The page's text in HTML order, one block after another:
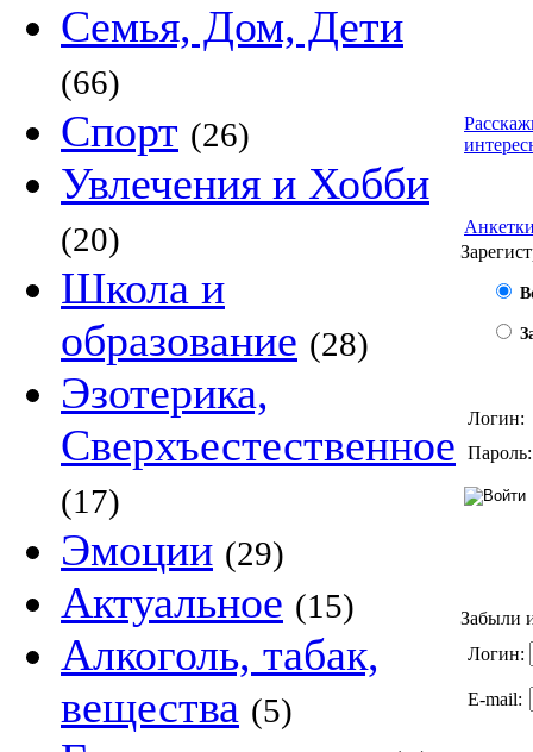
Семья, Дом, Дети
(66)
Спорт (26)
Увлечения и Хобби
(20)
Школа и
образование (28)
Эзотерика,
Сверхъестественное
(17)
Эмоции (29)
Актуальное (15)
Алкоголь, табак,
вещества (5)
Логин:
Пароль:
Забыли
Логин:
E-mail: